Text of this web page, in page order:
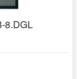
8.DGL